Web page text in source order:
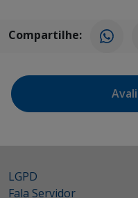
Compartilhe:
LGPD
Fala Servidor